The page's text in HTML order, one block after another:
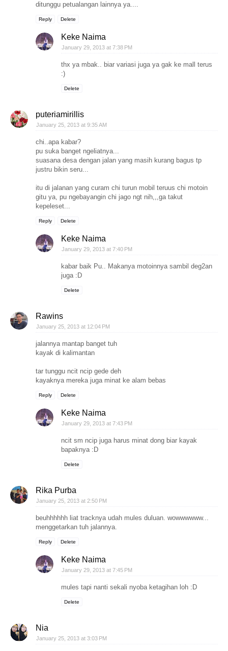
ditunggu petualangan lainnya ya....
Reply Delete
Keke Naima
January 29, 2013 at 7:38 PM
thx ya mbak.. biar variasi juga ya gak ke mall terus
:)
Delete
puteriamirillis
January 25, 2013 at 9:35 AM
chi..apa kabar?
pu suka banget ngeliatnya...
suasana desa dengan jalan yang masih kurang bagus tp
justru bikin seru...
itu di jalanan yang curam chi turun mobil teruus chi motoin
gitu ya, pu ngebayangin chi jago ngt nih,,,ga takut
kepeleset...
Reply Delete
Keke Naima
January 29, 2013 at 7:40 PM
kabar baik Pu.. Makanya motoinnya sambil deg2an
juga :D
Delete
Rawins
January 25, 2013 at 12:04 PM
jalannya mantap banget tuh
kayak di kalimantan
tar tunggu ncit ncip gede deh
kayaknya mereka juga minat ke alam bebas
Reply Delete
Keke Naima
January 29, 2013 at 7:43 PM
ncit sm ncip juga harus minat dong biar kayak
bapaknya :D
Delete
Rika Purba
January 25, 2013 at 2:50 PM
beuhhhhhh liat tracknya udah mules duluan. wowwwwww...
menggetarkan tuh jalannya.
Reply Delete
Keke Naima
January 29, 2013 at 7:45 PM
mules tapi nanti sekali nyoba ketagihan loh :D
Delete
Nia
January 25, 2013 at 3:03 PM